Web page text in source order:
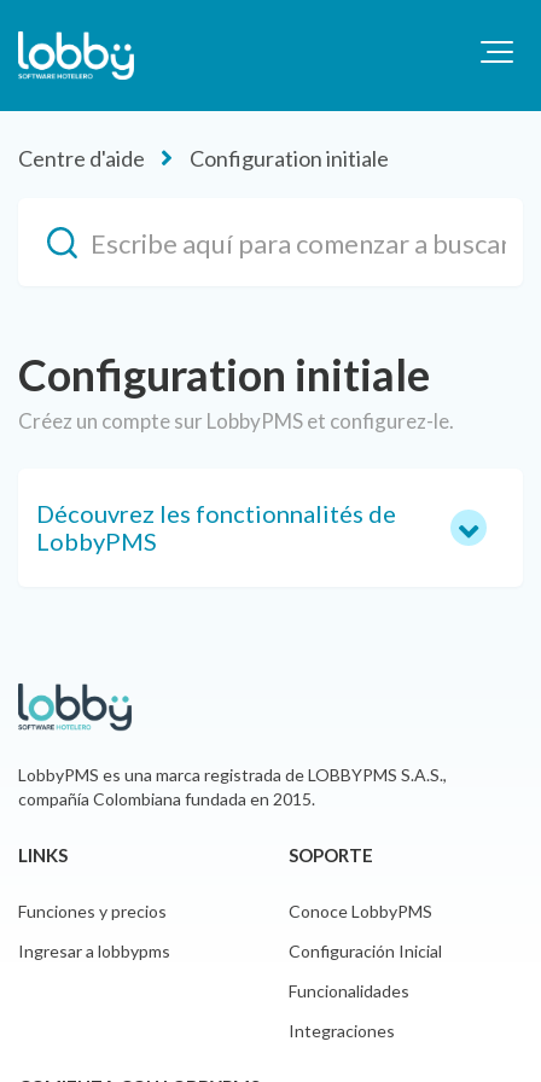
Centre d'aide Configuration initiale
Configuration initiale
Créez un compte sur LobbyPMS et configurez-le.
Découvrez les fonctionnalités de
LobbyPMS
LobbyPMS es una marca registrada de LOBBYPMS S.A.S.,
compañía Colombiana fundada en 2015.
LINKS
Funciones y precios
Ingresar a lobbypms
SOPORTE
Conoce LobbyPMS
Configuración Inicial
Funcionalidades
Integraciones